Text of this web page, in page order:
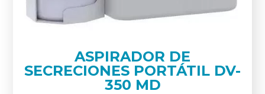
ASPIRADOR DE
SECRECIONES PORTÁTIL DV-
350 MD